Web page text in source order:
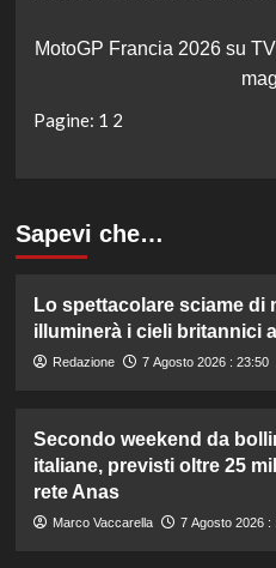
MotoGP Francia 2026 su
Pagine: 1 2
Sapevi che…
Lo spettacolare sciame di
illuminerà i cieli britannici
Redazione 7 Agosto 2026 : 23:50
Secondo weekend da
italiane, previsti oltre 25
rete Anas
Marco Vaccarella 7 Agosto 2026 :